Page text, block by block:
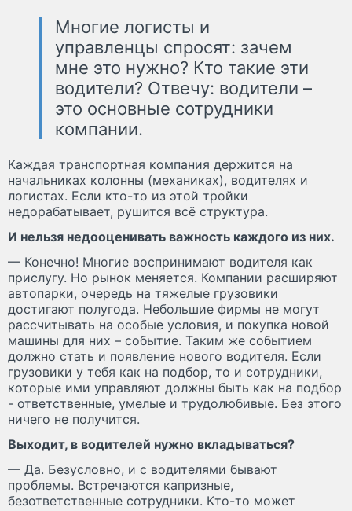
Многие логисты и
управленцы спросят: зачем
мне это нужно? Кто такие эти
водители? Отвечу: водители –
это основные сотрудники
компании.
Каждая транспортная компания держится на
начальниках колонны (механиках), водителях и
логистах. Если кто-то из этой тройки
недорабатывает, рушится всё структура.
И нельзя недооценивать важность каждого из них.
— Конечно! Многие воспринимают водителя как
прислугу. Но рынок меняется. Компании расширяют
автопарки, очередь на тяжелые грузовики
достигают полугода. Небольшие фирмы не могут
рассчитывать на особые условия, и покупка новой
машины для них – событие. Таким же событием
должно стать и появление нового водителя. Если
грузовики у тебя как на подбор, то и сотрудники,
которые ими управляют должны быть как на подбор
- ответственные, умелые и трудолюбивые. Без этого
ничего не получится.
Выходит, в водителей нужно вкладываться?
— Да. Безусловно, и с водителями бывают
проблемы. Встречаются капризные,
безответственные сотрудники. Кто-то может